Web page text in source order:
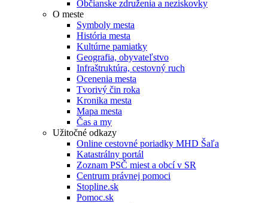
Občianske združenia a neziskovky
O meste
Symboly mesta
História mesta
Kultúrne pamiatky
Geografia, obyvateľstvo
Infraštruktúra, cestovný ruch
Ocenenia mesta
Tvorivý čin roka
Kronika mesta
Mapa mesta
Čas a my
Užitočné odkazy
Online cestovné poriadky MHD Šaľa
Katastrálny portál
Zoznam PSČ miest a obcí v SR
Centrum právnej pomoci
Stopline.sk
Pomoc.sk